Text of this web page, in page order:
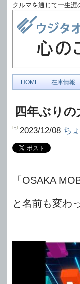
クルマを通じて一生
HOME 在庫情報
四年ぶり
2023/12/08 ち
「OSAKA
と名前も変わ